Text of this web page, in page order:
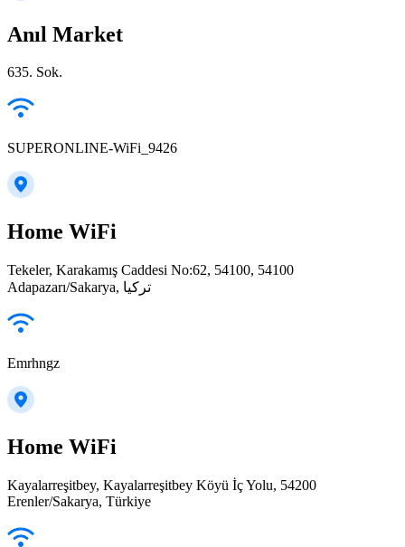
Anıl Market
635. Sok.
SUPERONLINE-WiFi_9426
Home WiFi
Tekeler, Karakamış Caddesi No:62, 54100, 54100
Adapazarı/Sakarya, تركيا
Emrhngz
Home WiFi
Kayalarreşitbey, Kayalarreşitbey Köyü İç Yolu, 54200
Erenler/Sakarya, Türkiye